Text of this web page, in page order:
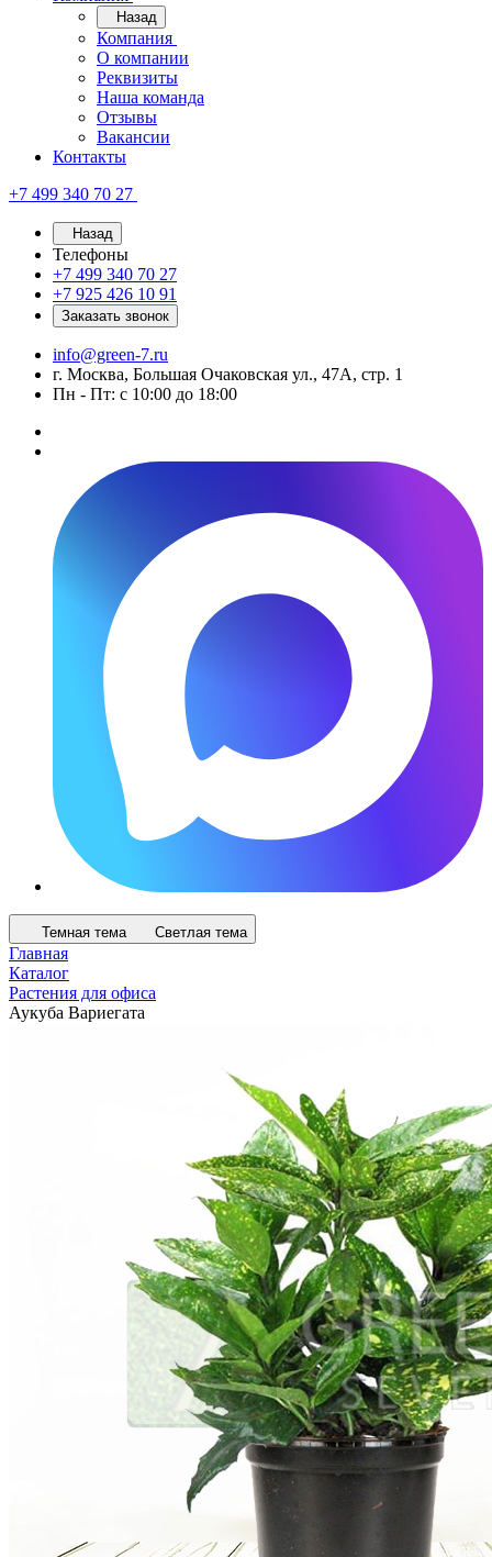
Назад
Компания
О компании
Реквизиты
Наша команда
Отзывы
Вакансии
Контакты
+7 499 340 70 27
Назад
Телефоны
+7 499 340 70 27
+7 925 426 10 91
Заказать звонок
info@green-7.ru
г. Москва, Большая Очаковская ул., 47А, стр. 1
Пн - Пт: с 10:00 до 18:00
Темная тема Светлая тема
Главная
Каталог
Растения для офиса
Аукуба Вариегата